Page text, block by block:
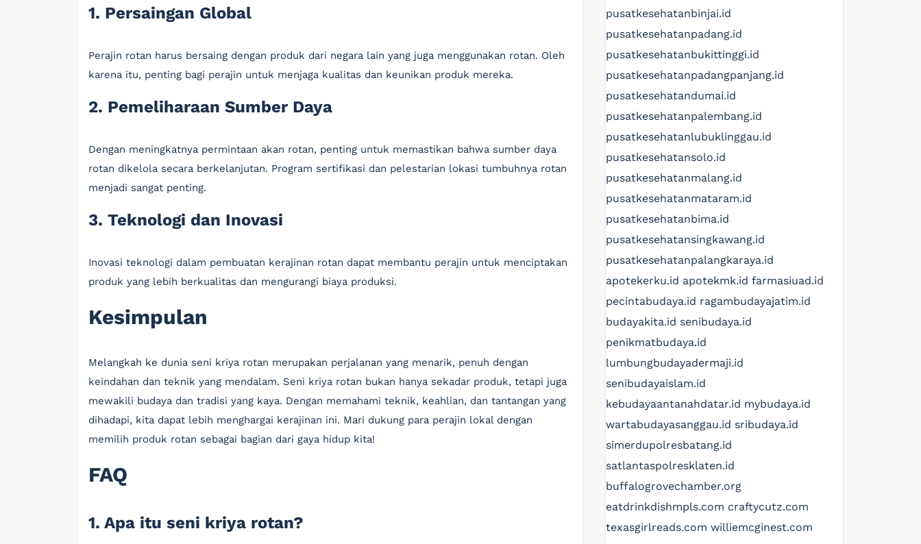
1. Persaingan Global
Perajin rotan harus bersaing dengan produk dari negara lain yang juga menggunakan rotan. Oleh
karena itu, penting bagi perajin untuk menjaga kualitas dan keunikan produk mereka.
2. Pemeliharaan Sumber Daya
Dengan meningkatnya permintaan akan rotan, penting untuk memastikan bahwa sumber daya
rotan dikelola secara berkelanjutan. Program sertifikasi dan pelestarian lokasi tumbuhnya rotan
menjadi sangat penting.
3. Teknologi dan Inovasi
Inovasi teknologi dalam pembuatan kerajinan rotan dapat membantu perajin untuk menciptakan
produk yang lebih berkualitas dan mengurangi biaya produksi.
Kesimpulan
Melangkah ke dunia seni kriya rotan merupakan perjalanan yang menarik, penuh dengan
keindahan dan teknik yang mendalam. Seni kriya rotan bukan hanya sekadar produk, tetapi juga
mewakili budaya dan tradisi yang kaya. Dengan memahami teknik, keahlian, dan tantangan yang
dihadapi, kita dapat lebih menghargai kerajinan ini. Mari dukung para perajin lokal dengan
memilih produk rotan sebagai bagian dari gaya hidup kita!
FAQ
1. Apa itu seni kriya rotan?
pusatkesehatanbinjai.id
pusatkesehatanpadang.id
pusatkesehatanbukittinggi.id
pusatkesehatanpadangpanjang.id
pusatkesehatandumai.id
pusatkesehatanpalembang.id
pusatkesehatanlubuklinggau.id
pusatkesehatansolo.id
pusatkesehatanmalang.id
pusatkesehatanmataram.id
pusatkesehatanbima.id
pusatkesehatansingkawang.id
pusatkesehatanpalangkaraya.id
apotekerku.id apotekmk.id farmasiuad.id
pecintabudaya.id ragambudayajatim.id
budayakita.id senibudaya.id
penikmatbudaya.id
lumbungbudayadermaji.id
senibudayaislam.id
kebudayaantanahdatar.id mybudaya.id
wartabudayasanggau.id sribudaya.id
simerdupolresbatang.id
satlantaspolresklaten.id
buffalogrovechamber.org
eatdrinkdishmpls.com craftycutz.com
texasgirlreads.com williemcginest.com